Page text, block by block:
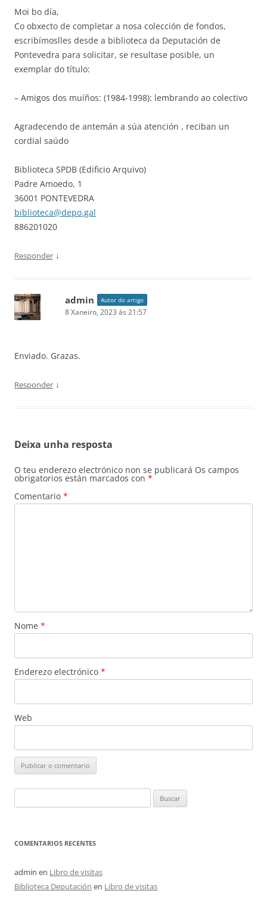
Moi bo día,
Co obxecto de completar a nosa colección de fondos,
escribímoslles desde a biblioteca da Deputación de
Pontevedra para solicitar, se resultase posible, un
exemplar do título:
– Amigos dos muíños: (1984-1998): lembrando ao colectivo
Agradecendo de antemán a súa atención , reciban un
cordial saúdo
Biblioteca SPDB (Edificio Arquivo)
Padre Amoedo, 1
36001 PONTEVEDRA
biblioteca@depo.gal
886201020
Responder ↓
admin Autor do artigo
8 Xaneiro, 2023 ás 21:57
Enviado. Grazas.
Responder ↓
Deixa unha resposta
O teu enderezo electrónico non se publicará Os campos
obrigatorios están marcados con *
Comentario *
Nome *
Enderezo electrónico *
Web
COMENTARIOS RECENTES
admin en Libro de visitas
Biblioteca Deputación en Libro de visitas